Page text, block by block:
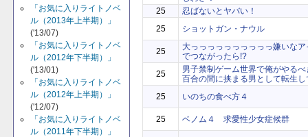
「お気に入りライトノベ
ル（2013年上半期）」
('13/07)
「お気に入りライトノベ
ル（2012年下半期）」
('13/01)
「お気に入りライトノベ
ル（2012年上半期）」
('12/07)
「お気に入りライトノベ
ル（2011年下半期）」
25
忍ばないとヤバい！
25
ショットガン・ナウル
25
大っっっっっっっっっっ嫌いな
でつながったら!?
25
男子禁制ゲーム世界で俺がやる
百合の間に挟まる男として転生
25
いのちの食べ方４
25 ベノム４ 求愛性少女症候群